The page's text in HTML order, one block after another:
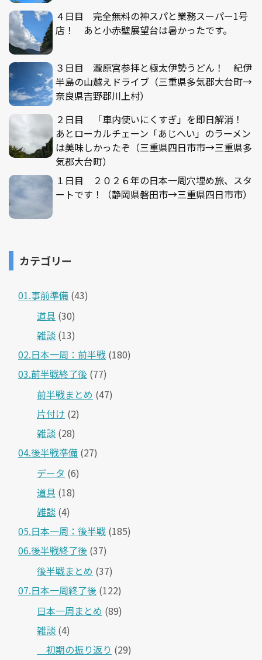
４日目 完全無料の神スパと業務スーパー1号
店！ あと小赤壁展望台は暑かったです。
３日目 瀧原宮参拝と極太伊勢うどん！ 紀伊
半島の山越えドライブ（三重県多気郡大台町→
奈良県吉野郡川上村）
２日目 「車内使いにくすぎ」を即日解消！
あとローカルチェーン「あじへい」のラーメン
は美味しかったぞ（三重県四日市市→三重県多
気郡大台町）
１日目 ２０２６年の日本一周穴埋め旅、スタ
ートです！（静岡県磐田市→三重県四日市市）
カテゴリー
01.事前準備 (43)
道具 (30)
雑談 (13)
02.日本一周：前半戦 (180)
03.前半戦終了後 (77)
前半戦まとめ (47)
片付け (2)
雑談 (28)
04.後半戦準備 (27)
データ (6)
道具 (18)
雑談 (4)
05.日本一周：後半戦 (185)
06.後半戦終了後 (37)
後半戦まとめ (37)
07.日本一周終了後 (122)
日本一周まとめ (89)
雑談 (4)
＿初期の振り返り (29)